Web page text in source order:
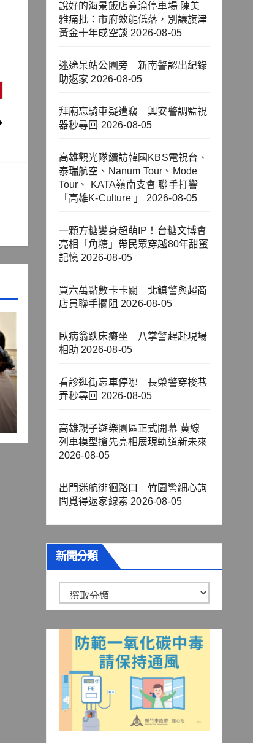
說好的海景飯店竟淪停車場 陳美
雅痛批：市府效能低落，別讓旗津
黃金十年成空談 2026-08-05
迷途呆站公園旁 新南警認出紀錄
助返家 2026-08-05
拜廟忘騎車疑遭竊 興安警調監視
器秒尋回 2026-08-05
高雄觀光隊續訪韓國KBS電視台、
泰瑞航空、Nanum Tour、Mode
Tour、 KATA嶺南支會 聯手打響
「高雄K-Culture 」
2026-08-05
一顆方糖變身超萌IP！台糖文博會
亮相「角糖」帶民眾穿越80年甜蜜
記憶 2026-08-05
買六萬點數卡卡關 北鎮警與超商
店員聯手攔阻 2026-08-05
臥病翁跌床癱坐 八掌警趕赴現場
相助 2026-08-05
看診逛街忘車停哪 長榮警穿梭巷
弄秒尋回 2026-08-05
高雄親子遊樂園區正式開幕 黃線
列車模型搶先亮相展現軌道新未來
2026-08-05
出門迷航徘徊路口 竹園警細心詢
問覓得返家線索 2026-08-05
新聞分類
聞
分